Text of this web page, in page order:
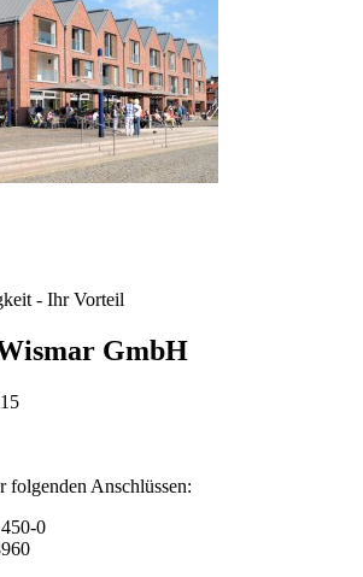
- Ihr Vorteil
GmbH
folgenden Anschlüssen:
0